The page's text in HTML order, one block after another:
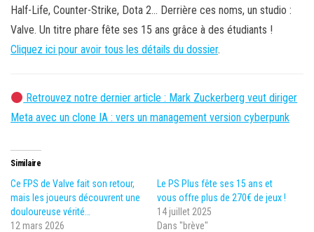
Half-Life, Counter-Strike, Dota 2… Derrière ces noms, un studio :
Valve. Un titre phare fête ses 15 ans grâce à des étudiants !
Cliquez ici pour avoir tous les détails du dossier.
Retrouvez notre dernier article : Mark Zuckerberg veut diriger
Meta avec un clone IA : vers un management version cyberpunk
Similaire
Ce FPS de Valve fait son retour,
mais les joueurs découvrent une
douloureuse vérité…
12 mars 2026
Le PS Plus fête ses 15 ans et
vous offre plus de 270€ de jeux !
14 juillet 2025
Dans "brève"